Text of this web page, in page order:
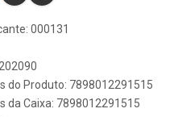
000131
do Produto: 7898012291515
da Caixa: 7898012291515